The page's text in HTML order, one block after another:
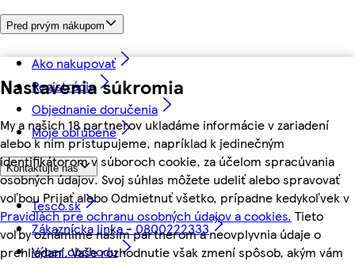
Nastavenia súkromia
My a našich 18 partnerov ukladáme informácie v zariadení
alebo k nim pristupujeme, napríklad k jedinečným
identifikátorom v súboroch cookie, za účelom spracúvania
osobných údajov. Svoj súhlas môžete udeliť alebo spravovať
voľbou Prijať alebo Odmietnuť všetko, prípadne kedykoľvek v
Pravidlách pre ochranu osobných údajov a cookies. Tieto
voľby oznámime našim partnerom a neovplyvnia údaje o
prehliadaní. Vaše rozhodnutie však zmení spôsob, akým vám
Pred prvým nákupom
Ako nakupovať
Registrácia
Objednanie doručenia
Moje obľúbené
Kontaktujte nás
Tesco.sk
Zákaznícka linka - 0800222333
Výber obchodu